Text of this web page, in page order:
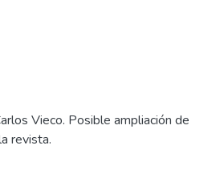
Vieco. Posible ampliación de
revista.